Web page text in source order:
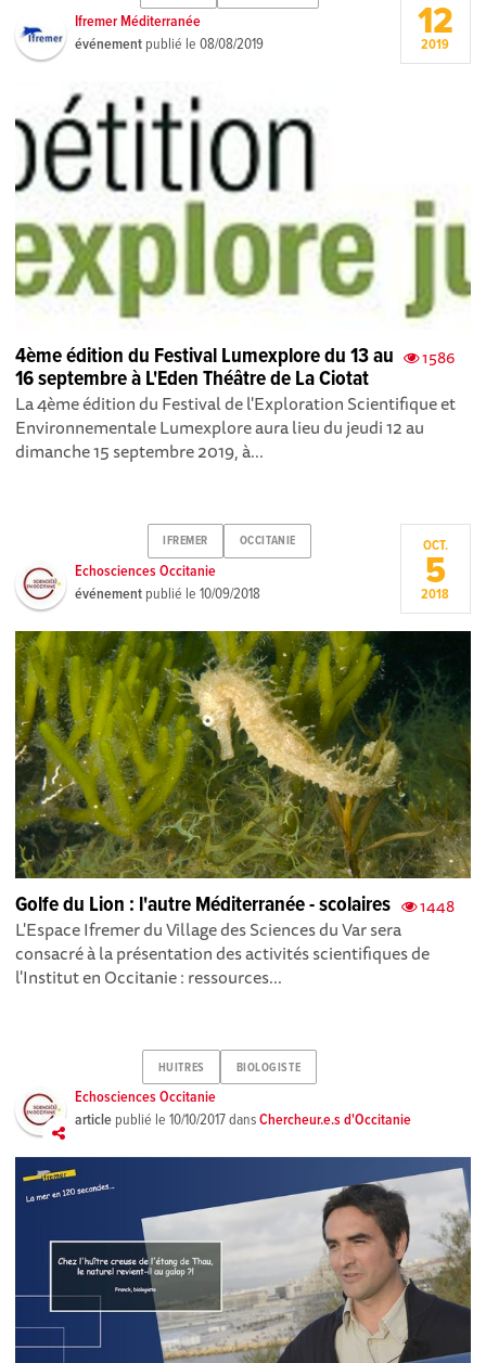
Ifremer Méditerranée
événement publié le08/08/2019 12
2019
1586
4ème édition du Festival Lumexplore du 13 au
16 septembre à L'Eden Théâtre de La Ciotat
La 4ème édition du Festival de l'Exploration Scientifique et
Environnementale Lumexplore aura lieu du jeudi 12 au
dimanche 15 septembre 2019, à...
IFREMER OCCITANIE
Echosciences Occitanie
événement publié le10/09/2018
OCT.
5
2018
1448
Golfe du Lion : l'autre Méditerranée - scolaires
L'Espace Ifremer du Village des Sciences du Var sera
consacré à la présentation des activités scientifiques de
l'Institut en Occitanie : ressources...
HUITRES BIOLOGISTE
Echosciences Occitanie
article publié le10/10/2017dansChercheur.e.s d'Occitanie